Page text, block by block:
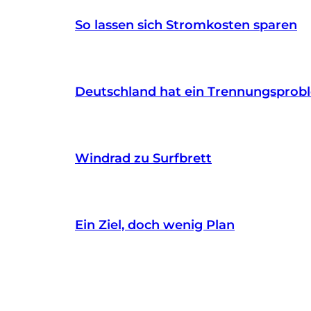
So lassen sich Stromkosten sparen
Deutschland hat ein
Windrad zu Surfbrett
Ein Ziel, doch wenig Plan